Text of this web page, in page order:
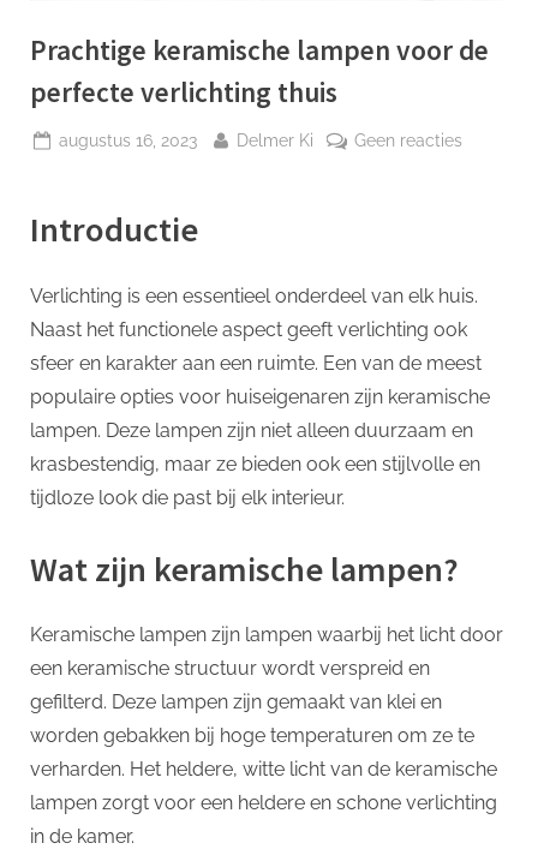
Prachtige keramische lampen voor de
perfecte verlichting thuis
Geplaatst
augustus 16, 2023 Door
Delmer Ki Geen reactiesop
perfecte
thuis
Introductie
Verlichting is een essentieel onderdeel van elk huis.
Naast het functionele aspect geeft verlichting ook
sfeer en karakter aan een ruimte. Een van de meest
populaire opties voor huiseigenaren zijn keramische
lampen. Deze lampen zijn niet alleen duurzaam en
krasbestendig, maar ze bieden ook een stijlvolle en
tijdloze look die past bij elk interieur.
Wat zijn keramische lampen?
Keramische lampen zijn lampen waarbij het licht door
een keramische structuur wordt verspreid en
gefilterd. Deze lampen zijn gemaakt van klei en
worden gebakken bij hoge temperaturen om ze te
verharden. Het heldere, witte licht van de keramische
lampen zorgt voor een heldere en schone verlichting
in de kamer.